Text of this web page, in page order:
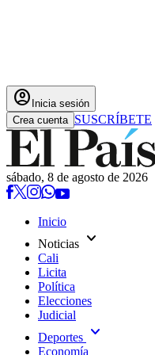
account_circle Inicia sesión
Crea cuenta SUSCRÍBETE
sábado, 8 de agosto de 2026
Inicio
Noticias expand_more
Cali
Licita
Política
Elecciones
Judicial
Deportes expand_more
Economía